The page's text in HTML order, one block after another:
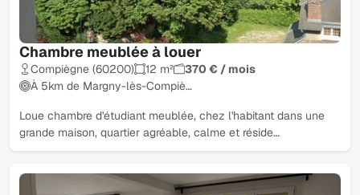
Chambre meublée à louer
Compiègne (60200) 12 m²
370 € / mois
À 5km de Margny-lès-Compiè…
Loue chambre d'étudiant meublée, chez l'habitant dans une
grande maison, quartier agréable, calme et réside…